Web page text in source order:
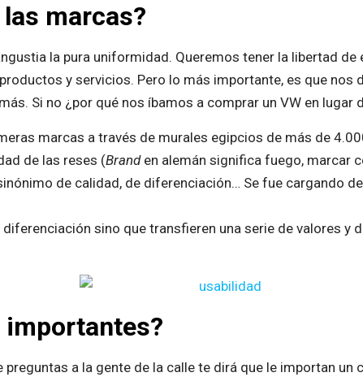
marcas?
la pura uniformidad. Queremos tener la libertad
y servicios. Pero lo más importante, es que nos
Si no ¿por qué nos íbamos a comprar un VW en lugar
marcas a través de murales egipcios de más de
de las reses (Branden alemán significa fuego, marcar
de calidad, de diferenciación… Se fue cargando
sino que transfieren una serie de valores y
importantes?
preguntas a la gente de la calle te dirá que le importan un